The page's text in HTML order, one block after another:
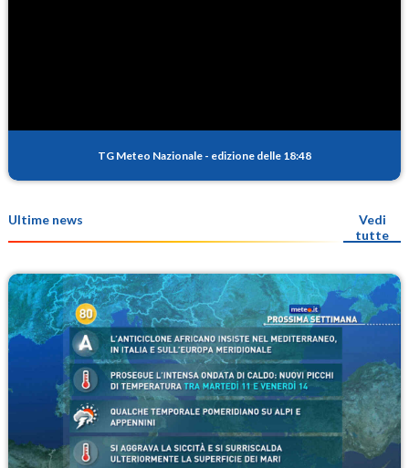
TG Meteo Nazionale - edizione delle 18:48
Ultime news
Vedi
tutte